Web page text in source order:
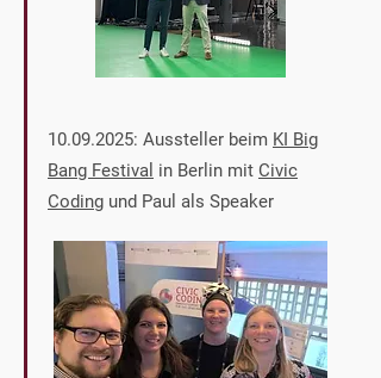
10.09.2025: Aussteller beim KI Big
Bang Festival in Berlin mit Civic
Coding und Paul als Speaker